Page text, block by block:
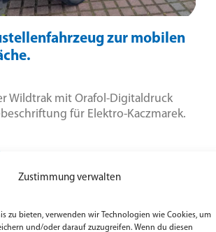
Zustimmung verwalten
zu bieten, verwenden wir Technologien wie Cookies, um
und/oder darauf zuzugreifen. Wenn du diesen
zur mobilen
Wildtrak mit Orafol-Digitaldruck
für Elektro-Kaczmarek.